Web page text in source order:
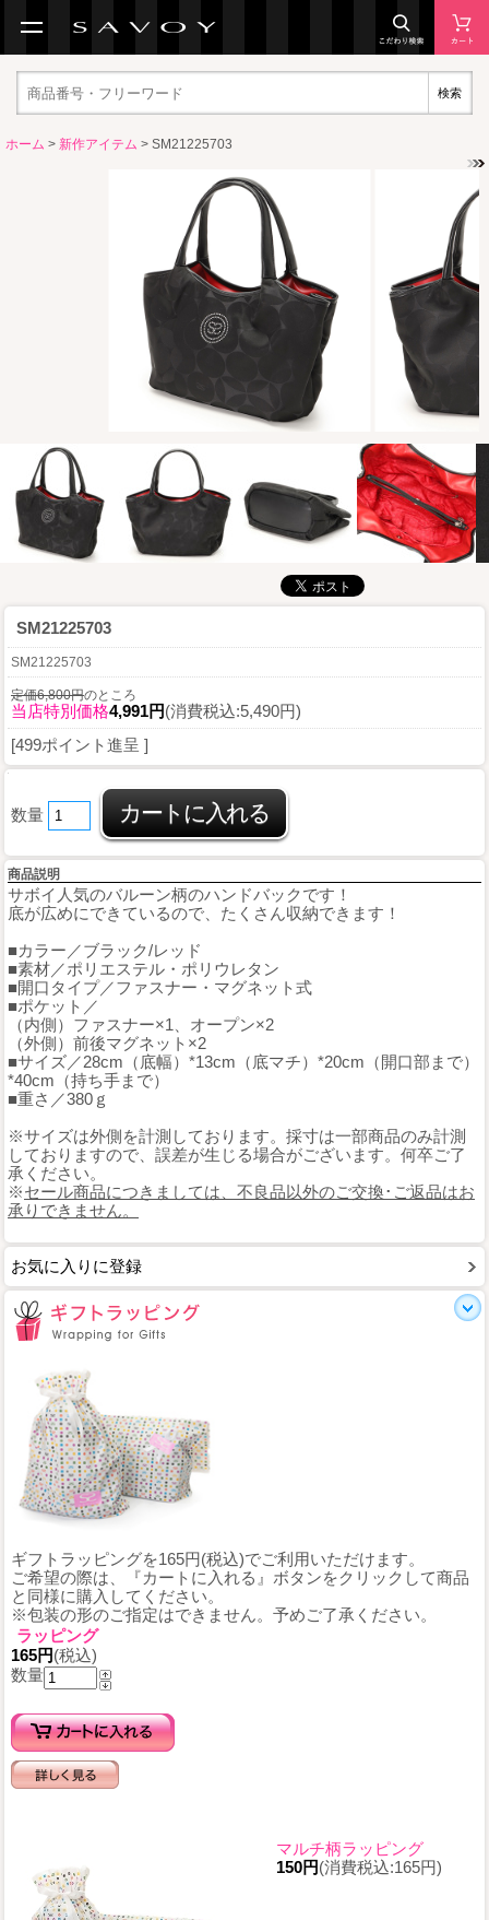
検索
ホーム > 新作アイテム > SM21225703
SM21225703
SM21225703
定価6,800円のところ
当店特別価格4,991円(消費税込:5,490円)
[499ポイント進呈 ]
数量
商品説明
サボイ人気のバルーン柄のハンドバックです！
底が広めにできているので、たくさん収納できます！
■カラー／ブラック/レッド
■素材／ポリエステル・ポリウレタン
■開口タイプ／ファスナー・マグネット式
■ポケット／
（内側）ファスナー×1、オープン×2
（外側）前後マグネット×2
■サイズ／28cm（底幅）*13cm（底マチ）*20cm（開口部まで）
*40cm（持ち手まで）
■重さ／380ｇ
※サイズは外側を計測しております。採寸は一部商品のみ計測
しておりますので、誤差が生じる場合がございます。何卒ご了
承ください。
※セール商品につきましては、不良品以外のご交換･ご返品はお
承りできません。
お気に入りに登録
ギフトラッピングを165円(税込)でご利用いただけます。
ご希望の際は、『カートに入れる』ボタンをクリックして商品
と同様に購入してください。
※包装の形のご指定はできません。予めご了承ください。
ラッピング
165円(税込)
数量
マルチ柄ラッピング
150円(消費税込:165円)